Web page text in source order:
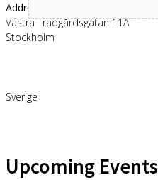
Address
Västra Trädgårdsgatan 11A
Stockholm
Sverige
Upcoming Events